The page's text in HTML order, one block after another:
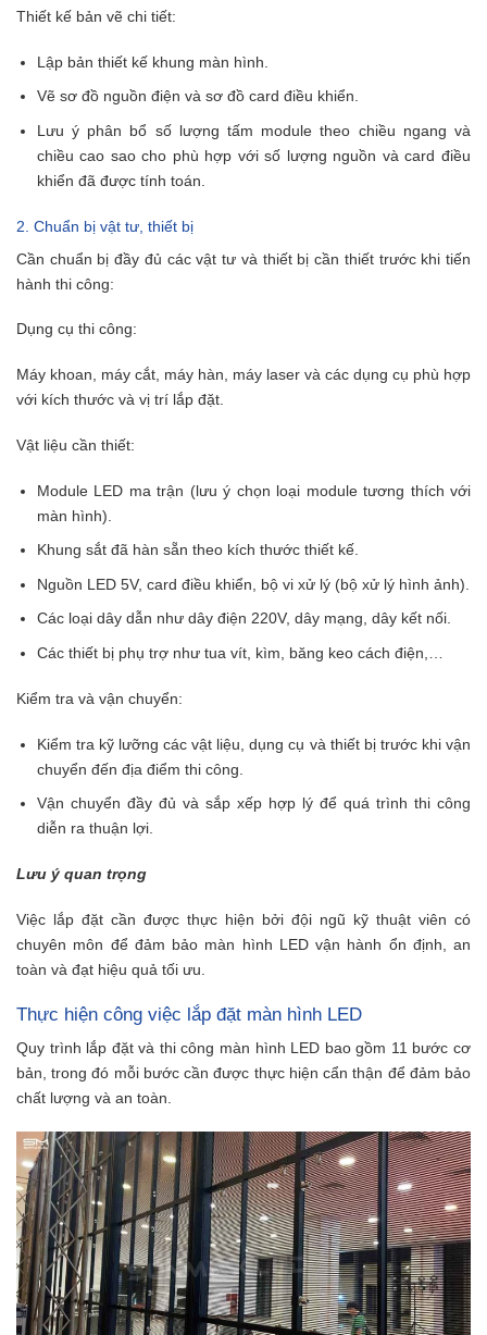
Thiết kế bản vẽ chi tiết:
Lập bản thiết kế khung màn hình.
Vẽ sơ đồ nguồn điện và sơ đồ card điều khiển.
Lưu ý phân bổ số lượng tấm module theo chiều ngang và
chiều cao sao cho phù hợp với số lượng nguồn và card điều
khiển đã được tính toán.
2. Chuẩn bị vật tư, thiết bị
Cần chuẩn bị đầy đủ các vật tư và thiết bị cần thiết trước khi tiến
hành thi công:
Dụng cụ thi công:
Máy khoan, máy cắt, máy hàn, máy laser và các dụng cụ phù hợp
với kích thước và vị trí lắp đặt.
Vật liệu cần thiết:
Module LED ma trận (lưu ý chọn loại module tương thích với
màn hình).
Khung sắt đã hàn sẵn theo kích thước thiết kế.
Nguồn LED 5V, card điều khiển, bộ vi xử lý (bộ xử lý hình ảnh).
Các loại dây dẫn như dây điện 220V, dây mạng, dây kết nối.
Các thiết bị phụ trợ như tua vít, kìm, băng keo cách điện,…
Kiểm tra và vận chuyển:
Kiểm tra kỹ lưỡng các vật liệu, dụng cụ và thiết bị trước khi vận
chuyển đến địa điểm thi công.
Vận chuyển đầy đủ và sắp xếp hợp lý để quá trình thi công
diễn ra thuận lợi.
Lưu ý quan trọng
Việc lắp đặt cần được thực hiện bởi đội ngũ kỹ thuật viên có
chuyên môn để đảm bảo màn hình LED vận hành ổn định, an
toàn và đạt hiệu quả tối ưu.
Thực hiện công việc lắp đặt màn hình LED
Quy trình lắp đặt và thi công màn hình LED bao gồm 11 bước cơ
bản, trong đó mỗi bước cần được thực hiện cẩn thận để đảm bảo
chất lượng và an toàn.